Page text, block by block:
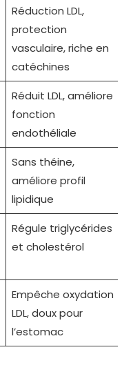
Réduction LDL,
protection
vasculaire, riche en
catéchines
Réduit LDL, améliore
fonction
endothéliale
Sans théine,
améliore profil
lipidique
Régule triglycérides
et cholestérol
Empêche oxydation
LDL, doux pour
l’estomac